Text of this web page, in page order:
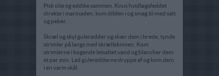
Pisk olie og eddike sammen. Knus hvidløgsfeddet
direkte i marinaden, kom dilden i og smag til med salt
og peber.
Skræl og skyl gulerødder og skær dem i brede, tynde
strimler på langs med skrællekniven. Kom
strimlerne i kogende letsaltet vand og blancher dem
et par min. Lad gulerødderne dryppe af og kom dem
i en varm skål.